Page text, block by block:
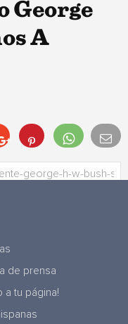
George
A
de prensa
a tu página!